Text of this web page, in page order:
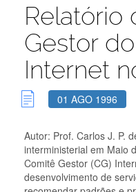
Relatório
Gestor
Internet
01 AGO 1996
Autor: Prof. Carlos J. P.
interministerial em Maio
Comitê Gestor (CG)
desenvolvimento de